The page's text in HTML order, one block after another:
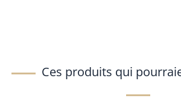
Ces produits qui